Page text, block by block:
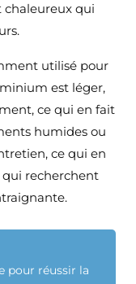
qui
utilisé pour
est léger,
ce qui en fait
humides ou
ce qui en
recherchent
pour réussir la